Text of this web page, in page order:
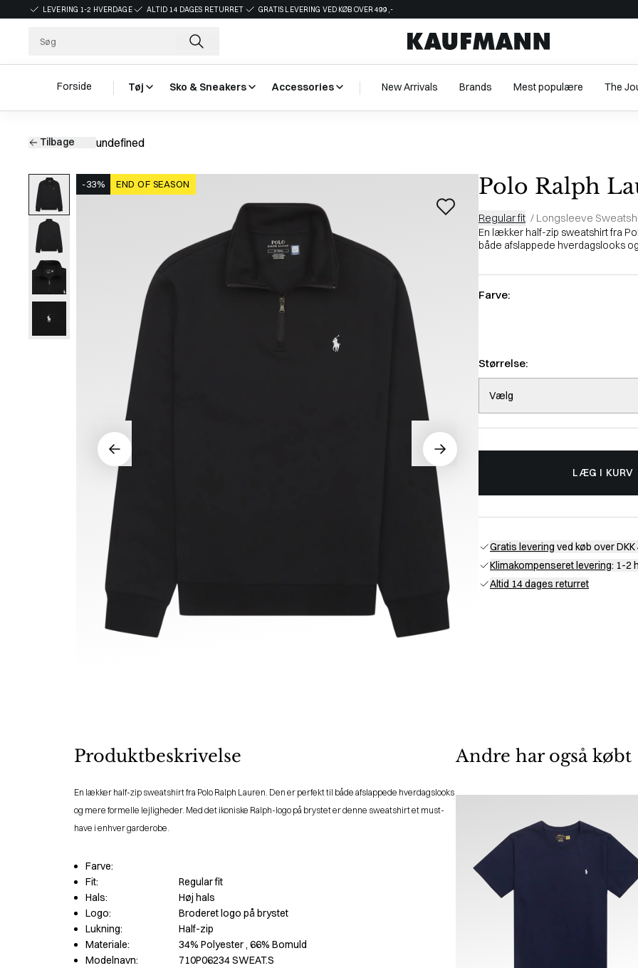
LEVERING 1-2 HVERDAGE ALTID 14 DAGES RETURRET GRATIS LEVERING VED KØB OVER 499,-
Forside Tøj Sko & Sneakers Accessories New Arrivals Brands Mest populære The
Tilbage undefined
-33% END OF SEASON Polo Ralph
Regular fit / Longsleeve
En lækker half-zip sweatshirt fra
både afslappede hverdagslooks
Farve:
Størrelse:
Vælg
LÆG I KURV
Gratis levering ved køb over DKK
Klimakompenseret levering: 1-2
Altid 14 dages returret
Produktbeskrivelse
En lækker half-zip sweatshirt fra Polo Ralph Lauren. Den er perfekt til både afslappede hverdagslooks
og mere formelle lejligheder. Med det ikoniske Ralph-logo på brystet er denne sweatshirt et must-
have i enhver garderobe.
Farve:
Fit:
Regular fit
Hals:
Høj hals
Logo:
Broderet logo på brystet
Lukning:
Half-zip
Materiale:
34% Polyester, 66% Bomuld
Modelnavn:
710P06234 SWEAT.S
Andre har også købt